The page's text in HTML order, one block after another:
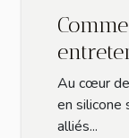
durée
Au cœur
en silicone
alliés...